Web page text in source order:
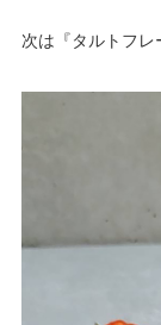
次は『タルトフレ